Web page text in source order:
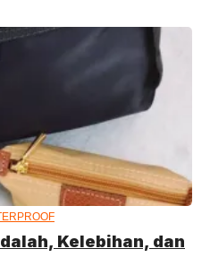
hadir sebagai
di Bandung yang siap
tas siaga darurat berkualitas,
dengan kebutuhan masing-
Emergency Kit Custom
penyedia jasa konveksi tas
melayani pembuatan tas
Kelebihan, dan